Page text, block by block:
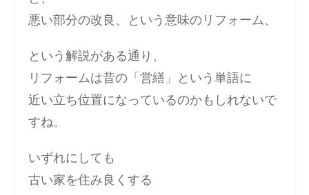
悪い部分の改良、という意味のリフォーム、
という解説がある通り、
リフォームは昔の「営繕」という単語に
近い立ち位置になっているのかもしれないで
すね。
いずれにしても
古い家を住み良くする